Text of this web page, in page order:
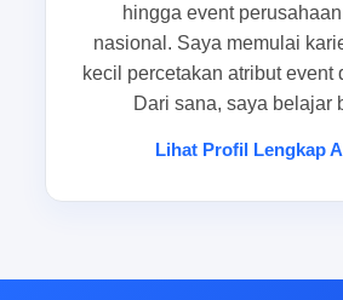
Salah satu masalah paling
sulit menemukan vendor yang
ketika jadwal acara sudah
seperti ini, panitia event kampus,
marketing brand FMCG, maupun
pesanan tersedia, dan kapan
hingga event
nasional. Saya memulai
kecil percetakan atribut event
Dari sana, saya belajar
Lihat Profil Lengkap